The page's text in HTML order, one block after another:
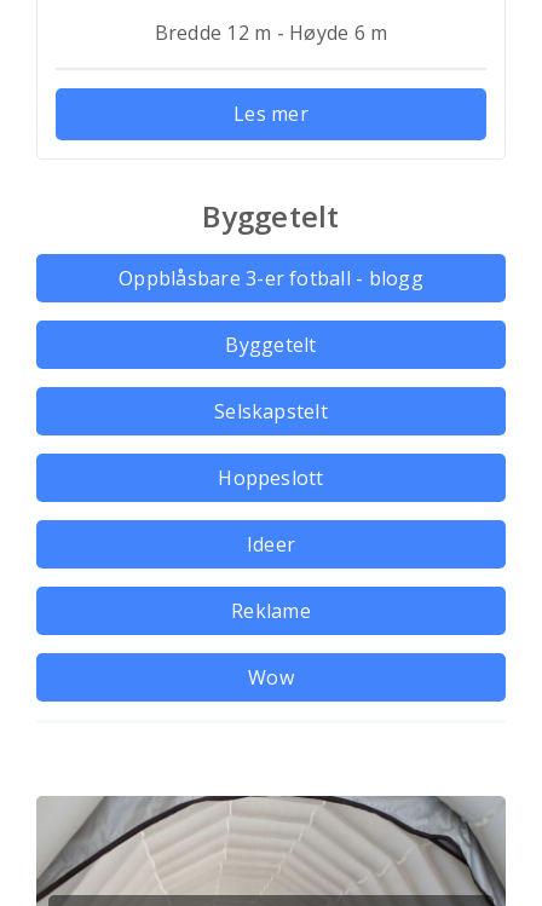
Bredde 12 m - Høyde 6 m
Les mer
Byggetelt
Oppblåsbare 3-er fotball - blogg
Byggetelt
Selskapstelt
Hoppeslott
Ideer
Reklame
Wow